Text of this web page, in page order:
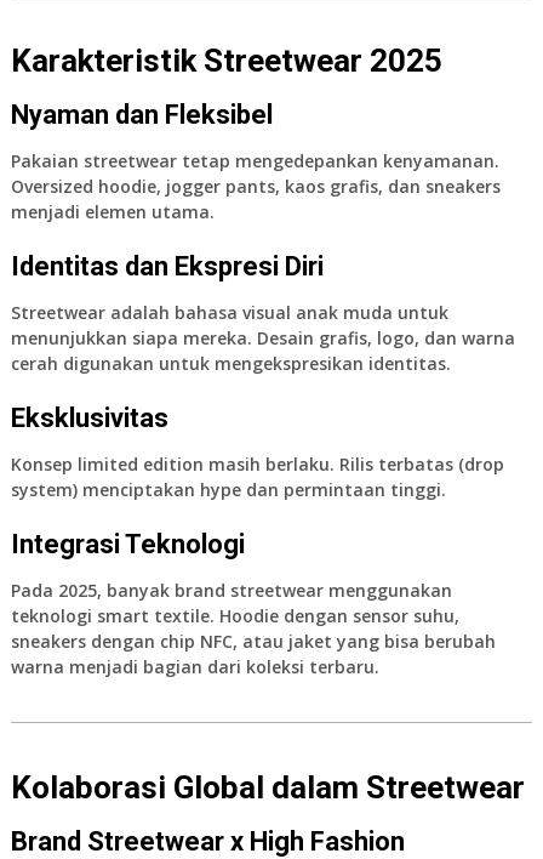
Karakteristik Streetwear 2025
Nyaman dan Fleksibel
Pakaian streetwear tetap mengedepankan kenyamanan.
Oversized hoodie, jogger pants, kaos grafis, dan sneakers
menjadi elemen utama.
Identitas dan Ekspresi Diri
Streetwear adalah bahasa visual anak muda untuk
menunjukkan siapa mereka. Desain grafis, logo, dan warna
cerah digunakan untuk mengekspresikan identitas.
Eksklusivitas
Konsep limited edition masih berlaku. Rilis terbatas (drop
system) menciptakan hype dan permintaan tinggi.
Integrasi Teknologi
Pada 2025, banyak brand streetwear menggunakan
teknologi smart textile. Hoodie dengan sensor suhu,
sneakers dengan chip NFC, atau jaket yang bisa berubah
warna menjadi bagian dari koleksi terbaru.
Kolaborasi Global dalam Streetwear
Brand Streetwear x High Fashion